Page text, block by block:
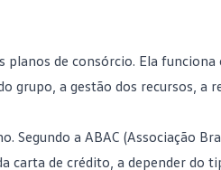
planos de consórcio. Ela
a gestão dos recursos, a
Segundo a ABAC (Associação
carta de crédito, a depender do